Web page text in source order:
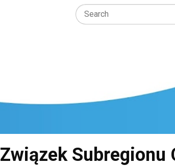
Związek Subregionu